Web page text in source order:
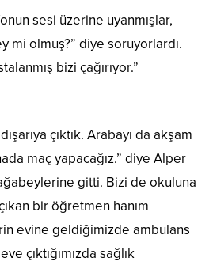
sesi üzerine uyanmışlar,
mi olmuş?” diye soruyorlardı.
bizi çağırıyor.”
çıktık. Arabayı da akşam
maç yapacağız.” diye Alper
ağabeylerine gitti. Bizi de okuluna
bir öğretmen hanım
evine geldiğimizde ambulans
çıktığımızda sağlık